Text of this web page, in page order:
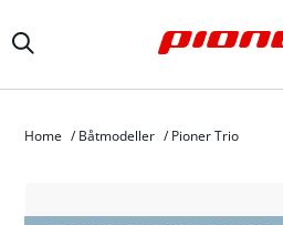
Home /Båtmodeller /Pioner Trio